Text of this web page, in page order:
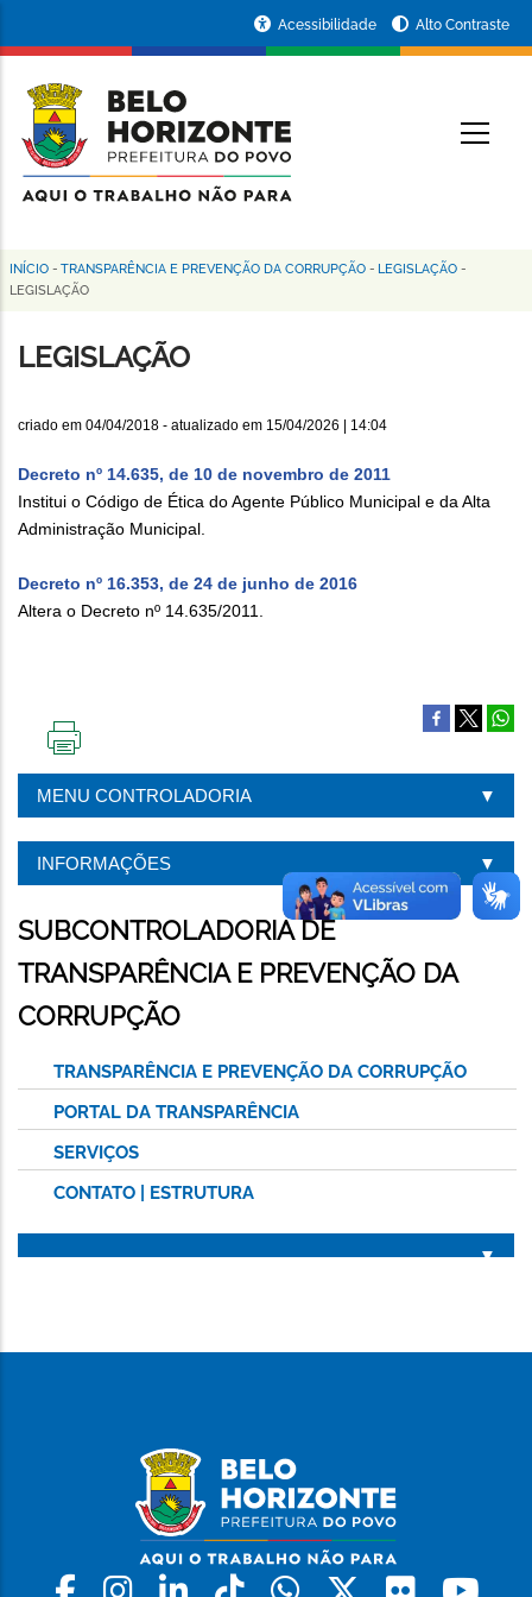
conteúdo
principal
da
Prefeitura
de
Horizonte
Acessibilidade Alto Contraste
Trilha
navegação
INÍCIO - TRANSPARÊNCIA E PREVENÇÃO DA CORRUPÇÃO - LEGISLAÇÃO -
LEGISLAÇÃO
LEGISLAÇÃO
criado em 04/04/2018 - atualizado em 15/04/2026 | 14:04
Decreto nº 14.635, de 10 de novembro de 2011
Institui o Código de Ética do Agente Público Municipal e da Alta
Administração Municipal.
Decreto nº 16.353, de 24 de junho de 2016
Altera o Decreto nº 14.635/2011.
PÁGINA
MENU CONTROLADORIA
INFORMAÇÕES
SUBCONTROLADORIA DE
TRANSPARÊNCIA E PREVENÇÃO DA
CORRUPÇÃO
TRANSPARÊNCIA E PREVENÇÃO DA CORRUPÇÃO
PORTAL DA TRANSPARÊNCIA
SERVIÇOS
CONTATO | ESTRUTURA